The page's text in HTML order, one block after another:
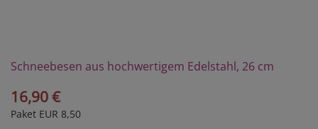
Schneebesen aus hochwertigem Edelstahl, 26 cm
16,90 €
Paket EUR 8,50